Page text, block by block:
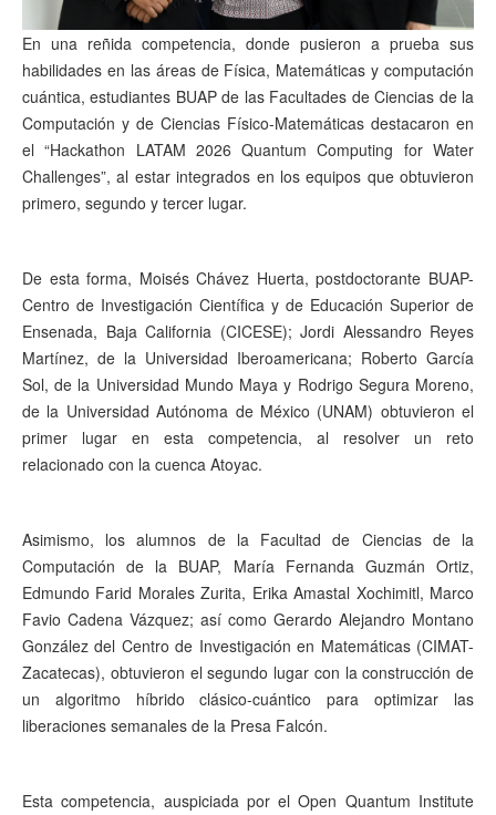
En una reñida competencia, donde pusieron a prueba sus
habilidades en las áreas de Física, Matemáticas y computación
cuántica, estudiantes BUAP de las Facultades de Ciencias de la
Computación y de Ciencias Físico-Matemáticas destacaron en
el “Hackathon LATAM 2026 Quantum Computing for Water
Challenges”, al estar integrados en los equipos que obtuvieron
primero, segundo y tercer lugar.
De esta forma, Moisés Chávez Huerta, postdoctorante BUAP-
Centro de Investigación Científica y de Educación Superior de
Ensenada, Baja California (CICESE); Jordi Alessandro Reyes
Martínez, de la Universidad Iberoamericana; Roberto García
Sol, de la Universidad Mundo Maya y Rodrigo Segura Moreno,
de la Universidad Autónoma de México (UNAM) obtuvieron el
primer lugar en esta competencia, al resolver un reto
relacionado con la cuenca Atoyac.
Asimismo, los alumnos de la Facultad de Ciencias de la
Computación de la BUAP, María Fernanda Guzmán Ortiz,
Edmundo Farid Morales Zurita, Erika Amastal Xochimitl, Marco
Favio Cadena Vázquez; así como Gerardo Alejandro Montano
González del Centro de Investigación en Matemáticas (CIMAT-
Zacatecas), obtuvieron el segundo lugar con la construcción de
un algoritmo híbrido clásico-cuántico para optimizar las
liberaciones semanales de la Presa Falcón.
Esta competencia, auspiciada por el Open Quantum Institute